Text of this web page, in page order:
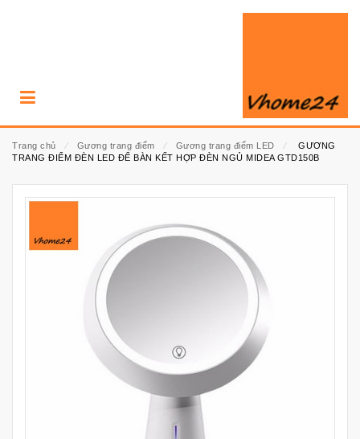
Trang chủ ⁄ Gương trang điểm ⁄ Gương trang điểm LED ⁄
GƯƠNG
TRANG ĐIỂM ĐÈN LED ĐỂ BÀN KẾT HỢP ĐÈN NGỦ MIDEA GTD150B